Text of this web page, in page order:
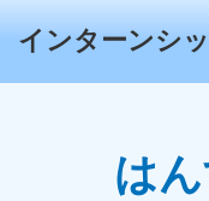
インターンシ
は